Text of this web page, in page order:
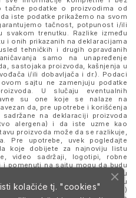
tačne podatke o proizvodima od
iste podatke prikažemo na svom
tačnost, potpunost i/ili
svakom trenutku. Razlike između
i onih prikazanih na deklaracijama
tehničkih i drugih opravdanih
samo na unapređenje
sastojaka proizvoda, kašnjenja u
i/ili dobavljača i dr.). Podaci
sajtu ne zamenjuju podatke
U slučaju eventualnih
su one koje se nalaze na
da, pre upotrebe i korišćenja
na deklaraciji proizvoda
alergena) i da iste uzme kao
proizvoda može da se razlikuje,
Pre upotrebe, uvek pogledajte
koje dobijete za najnoviju listu
video sadržaji, logotipi, robne
i pomenuti na sajtu mogu da budu
Proizvodi prikazani na sajtu
i ne podrazumeva se da su
su izražene u dinarima (RSD)
kolačiće tj. "cookies"